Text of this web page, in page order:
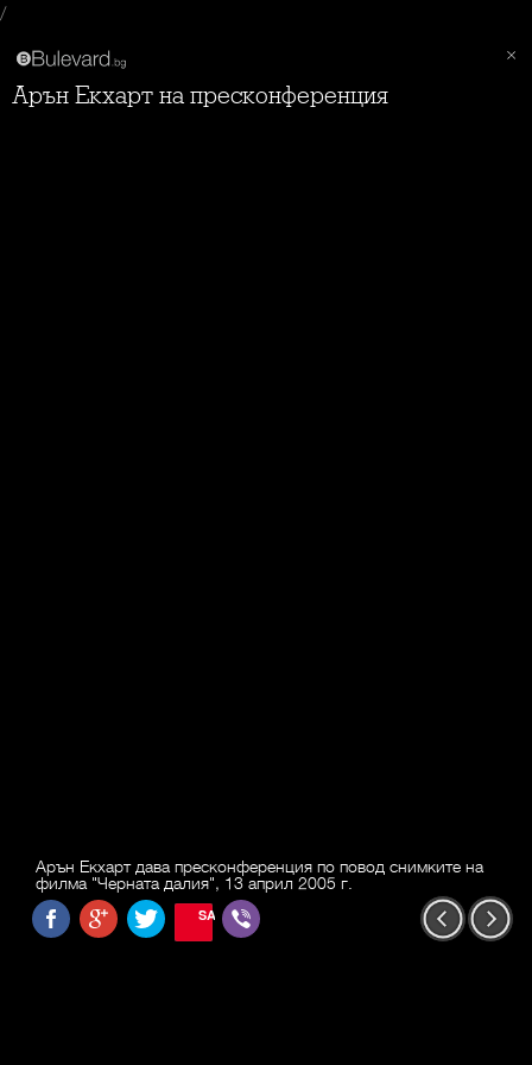
/
Арън Екхарт на пресконференция
Арън Екхарт дава пресконференция по повод снимките на
филма "Черната далия", 13 април 2005 г.
SAVE